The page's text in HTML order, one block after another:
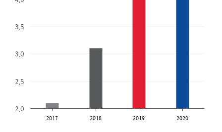
2017 2018 2019 2020
2,0
2,5
3,0
3,5
PKO Bank
Bank A Bank C Bank D
1,5
2,0
2017 2018 2019 2020
0
50
100
150